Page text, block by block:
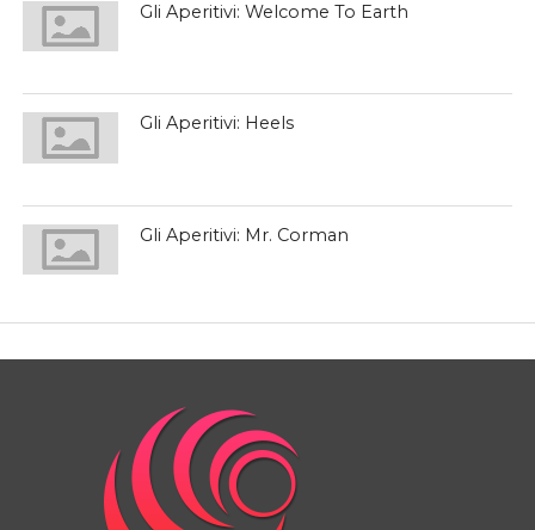
Gli Aperitivi: Welcome To Earth
Gli Aperitivi: Heels
Gli Aperitivi: Mr. Corman